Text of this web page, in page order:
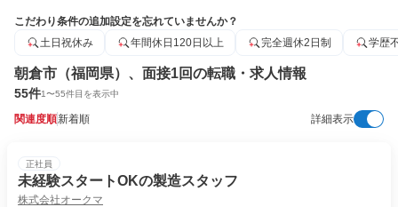
こだわり条件の追加設定を忘れていませんか？
土日祝休み
年間休日120日以上 完全週休2日制 学歴
朝倉市（福岡県）、面接1回の転職・求人情報
55件1〜55件目を表示中
関連度順新着順 詳細表示
正社員
未経験スタートOKの製造スタッフ
株式会社オークマ